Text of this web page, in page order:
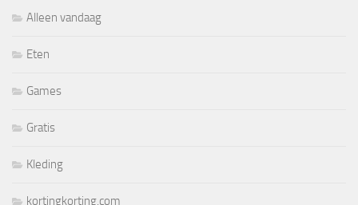
Alleen vandaag
Eten
Games
Gratis
Kleding
kortingkorting,com